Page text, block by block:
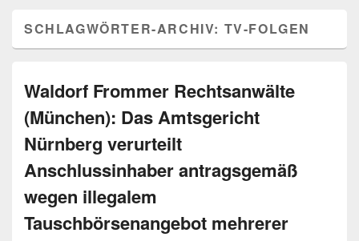
SCHLAGWÖRTER-ARCHIV: TV-FOLGEN
Waldorf Frommer Rechtsanwälte
(München): Das Amtsgericht
Nürnberg verurteilt
Anschlussinhaber antragsgemäß
wegen illegalem
Tauschbörsenangebot mehrerer